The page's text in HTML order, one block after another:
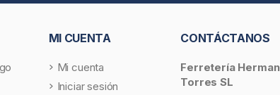
MI CUENTA
Mi cuenta
Iniciar sesión
CONTÁCTANOS
Ferretería
Torres SL